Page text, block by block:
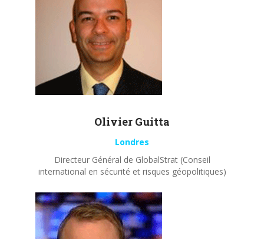
Olivier Guitta
Londres
Directeur Général de GlobalStrat (Conseil
international en sécurité et risques géopolitiques)